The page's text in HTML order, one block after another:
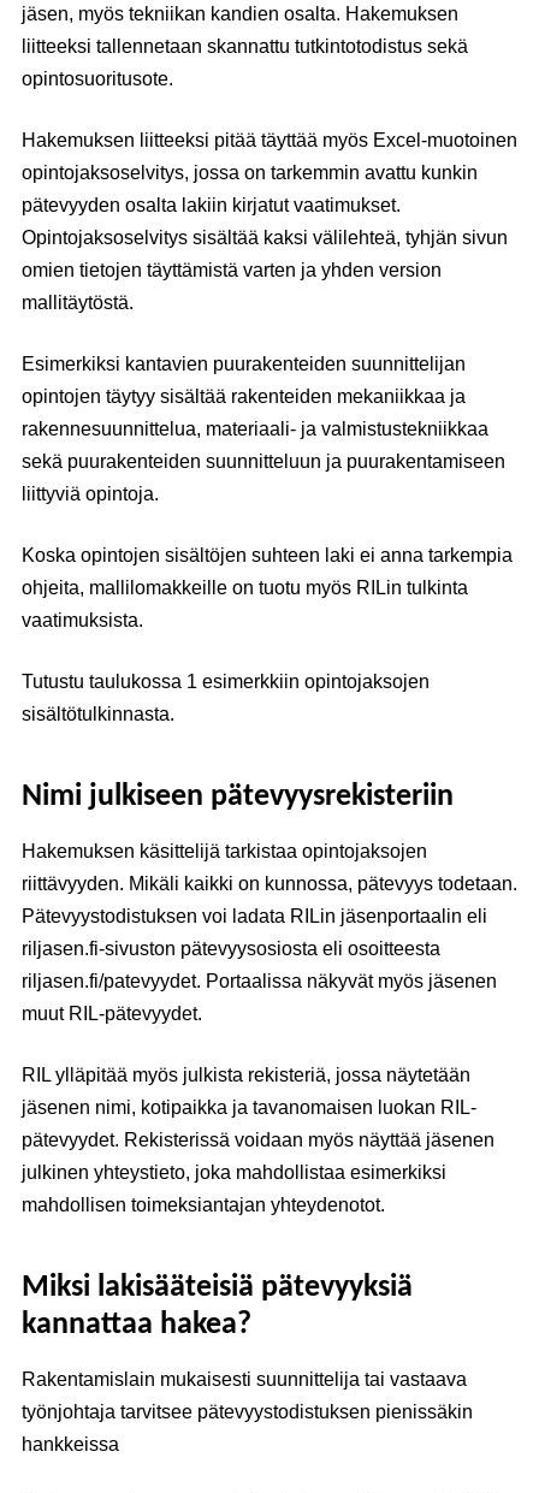
jäsen, myös tekniikan kandien osalta. Hakemuksen
liitteeksi tallennetaan skannattu tutkintotodistus sekä
opintosuoritusote.
Hakemuksen liitteeksi pitää täyttää myös Excel-muotoinen
opintojaksoselvitys, jossa on tarkemmin avattu kunkin
pätevyyden osalta lakiin kirjatut vaatimukset.
Opintojaksoselvitys sisältää kaksi välilehteä, tyhjän sivun
omien tietojen täyttämistä varten ja yhden version
mallitäytöstä.
Esimerkiksi kantavien puurakenteiden suunnittelijan
opintojen täytyy sisältää rakenteiden mekaniikkaa ja
rakennesuunnittelua, materiaali- ja valmistustekniikkaa
sekä puurakenteiden suunnitteluun ja puurakentamiseen
liittyviä opintoja.
Koska opintojen sisältöjen suhteen laki ei anna tarkempia
ohjeita, mallilomakkeille on tuotu myös RILin tulkinta
vaatimuksista.
Tutustu taulukossa 1 esimerkkiin opintojaksojen
sisältötulkinnasta.
Nimi julkiseen pätevyysrekisteriin
Hakemuksen käsittelijä tarkistaa opintojaksojen
riittävyyden. Mikäli kaikki on kunnossa, pätevyys todetaan.
Pätevyystodistuksen voi ladata RILin jäsenportaalin eli
riljasen.fi-sivuston pätevyysosiosta eli osoitteesta
riljasen.fi/patevyydet. Portaalissa näkyvät myös jäsenen
muut RIL-pätevyydet.
RIL ylläpitää myös julkista rekisteriä, jossa näytetään
jäsenen nimi, kotipaikka ja tavanomaisen luokan RIL-
pätevyydet. Rekisterissä voidaan myös näyttää jäsenen
julkinen yhteystieto, joka mahdollistaa esimerkiksi
mahdollisen toimeksiantajan yhteydenotot.
Miksi lakisääteisiä pätevyyksiä
kannattaa hakea?
Rakentamislain mukaisesti suunnittelija tai vastaava
työnjohtaja tarvitsee pätevyystodistuksen pienissäkin
hankkeissa